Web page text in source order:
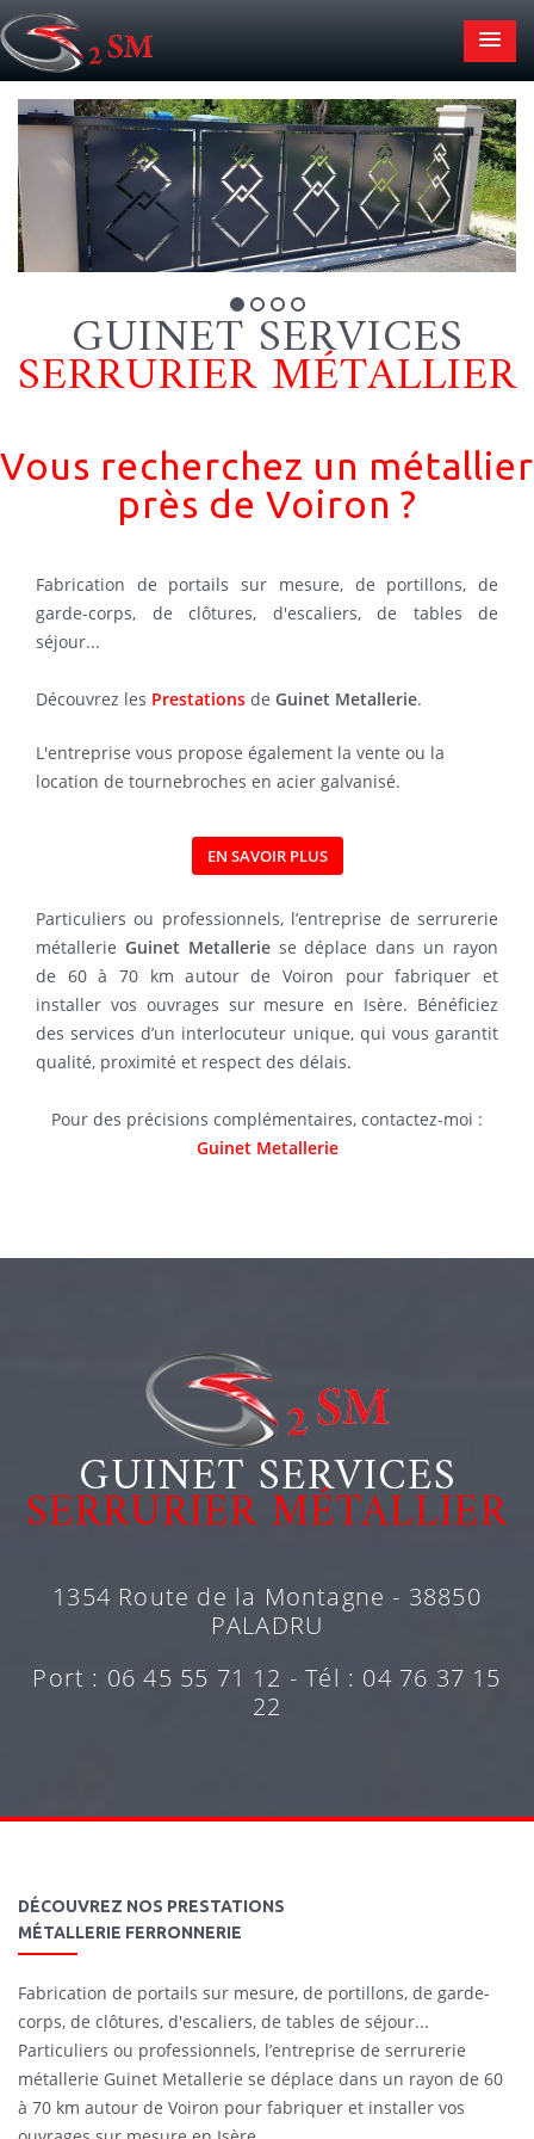
GUINET SERVICES
SERRURIER MÉTALLIER
Vous recherchez un métallier
près de Voiron ?
Fabrication de portails sur mesure, de portillons, de
garde-corps, de clôtures, d'escaliers, de tables de
séjour...
Découvrez les Prestations de Guinet Metallerie.
L'entreprise vous propose également la vente ou la
location de tournebroches en acier galvanisé.
EN SAVOIR PLUS
Particuliers ou professionnels, l’entreprise de serrurerie
métallerie Guinet Metalleriese déplace dans un rayon
de 60 à 70 km autour de Voiron pour fabriquer et
installer vos ouvrages sur mesure en Isère. Bénéficiez
des services d’un interlocuteur unique, qui vous garantit
qualité, proximité et respect des délais.
Pour des précisions complémentaires, contactez-moi :
Guinet Metallerie
GUINET SERVICES
SERRURIER MÉTALLIER
1354 Route de la Montagne - 38850
PALADRU
Port : 06 45 55 71 12 - Tél : 04 76 37 15
22
DÉCOUVREZ NOS PRESTATIONS
MÉTALLERIE FERRONNERIE
Fabrication de portails sur mesure, de portillons, de garde-
corps, de clôtures, d'escaliers, de tables de séjour...
Particuliers ou professionnels, l’entreprise de serrurerie
métallerie Guinet Metallerie se déplace dans un rayon de 60
à 70 km autour de Voiron pour fabriquer et installer vos